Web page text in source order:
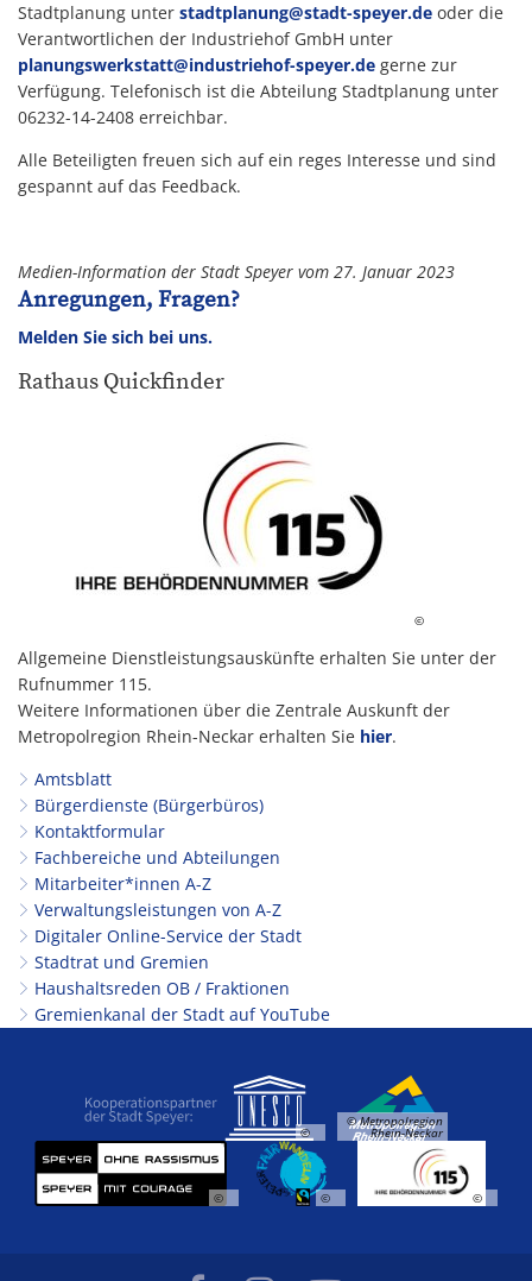
Stadtplanung unter stadtplanung@stadt-speyer.de oder die
Verantwortlichen der Industriehof GmbH unter
planungswerkstatt@industriehof-speyer.de gerne zur
Verfügung. Telefonisch ist die Abteilung Stadtplanung unter
06232-14-2408 erreichbar.
Alle Beteiligten freuen sich auf ein reges Interesse und sind
gespannt auf das Feedback.
Medien-Information der Stadt Speyer vom 27. Januar 2023
Anregungen, Fragen?
Melden Sie sich bei uns.
Rathaus Quickfinder
©
Allgemeine Dienstleistungsauskünfte erhalten Sie unter der
Rufnummer 115.
Weitere Informationen über die Zentrale Auskunft der
Metropolregion Rhein-Neckar erhalten Sie hier.
Amtsblatt
Bürgerdienste (Bürgerbüros)
Kontaktformular
Fachbereiche und Abteilungen
Mitarbeiter*innen A-Z
Verwaltungsleistungen von A-Z
Digitaler Online-Service der Stadt
Stadtrat und Gremien
Haushaltsreden OB / Fraktionen
Gremienkanal der Stadt auf YouTube
©
© Metropolregion
Rhein-Neckar
© © ©